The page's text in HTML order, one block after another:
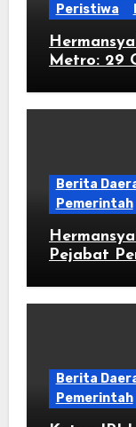
Peristiwa
Metro: 29
Tidak Ada
Berita
Pemerintah
Pejabat
Rumah
Berita
Pemerintah